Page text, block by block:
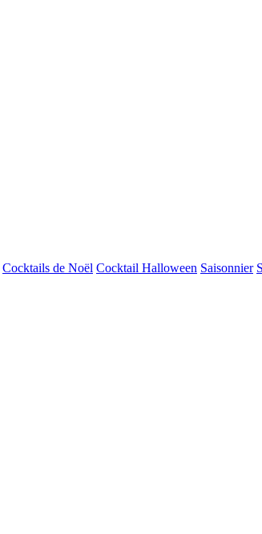
Cocktails de Noël Cocktail Halloween Saisonnier